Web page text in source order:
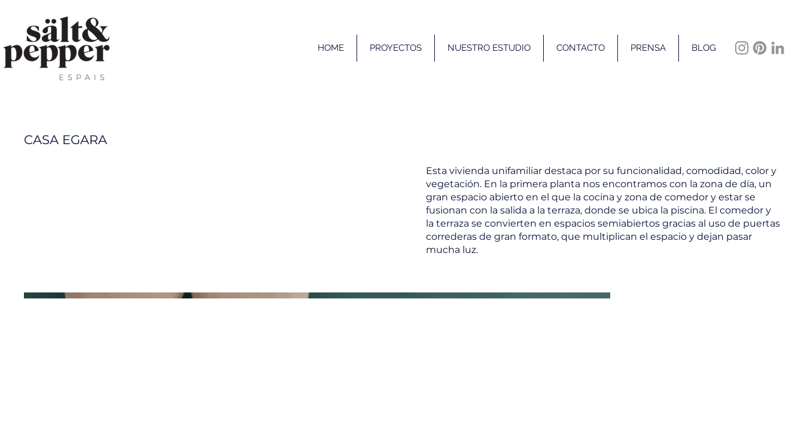
HOME PROYECTOS NUESTRO ESTUDIO CONTACTO PRENSA BLOG
CASA EGARA
Esta vivienda unifamiliar destaca por su funcionalidad, comodidad, color y
vegetación. En la primera planta nos encontramos con la zona de día, un
gran espacio abierto en el que la cocina y zona de comedor y estar se
fusionan con la salida a la terraza, donde se ubica la piscina. El comedor y
la terraza se convierten en espacios semiabiertos gracias al uso de puertas
correderas de gran formato, que multiplican el espacio y dejan pasar
mucha luz.